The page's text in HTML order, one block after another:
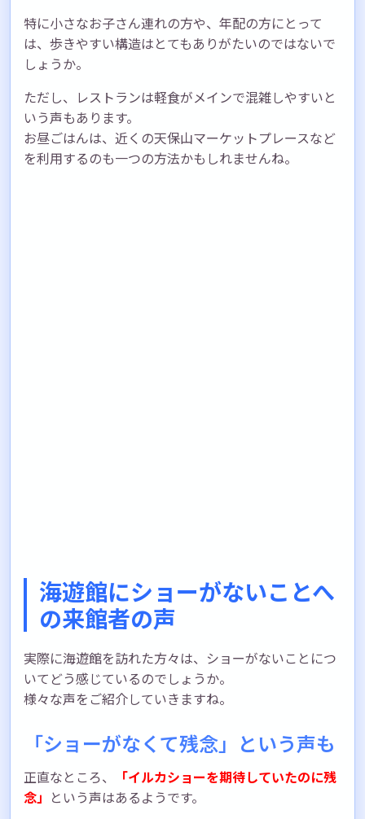
特に小さなお子さん連れの方や、年配の方にとって
は、歩きやすい構造はとてもありがたいのではないで
しょうか。
ただし、レストランは軽食がメインで混雑しやすいと
いう声もあります。
お昼ごはんは、近くの天保山マーケットプレースなど
を利用するのも一つの方法かもしれませんね。
海遊館にショーがないことへ
の来館者の声
実際に海遊館を訪れた方々は、ショーがないことにつ
いてどう感じているのでしょうか。
様々な声をご紹介していきますね。
「ショーがなくて残念」という声も
正直なところ、
「イルカショーを期待していたのに残
念」 という声はあるようです。